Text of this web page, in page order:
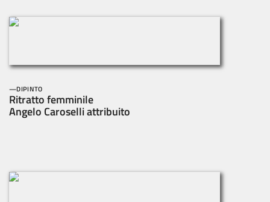
DIPINTO
Ritratto femminile
Angelo Caroselli attribuito